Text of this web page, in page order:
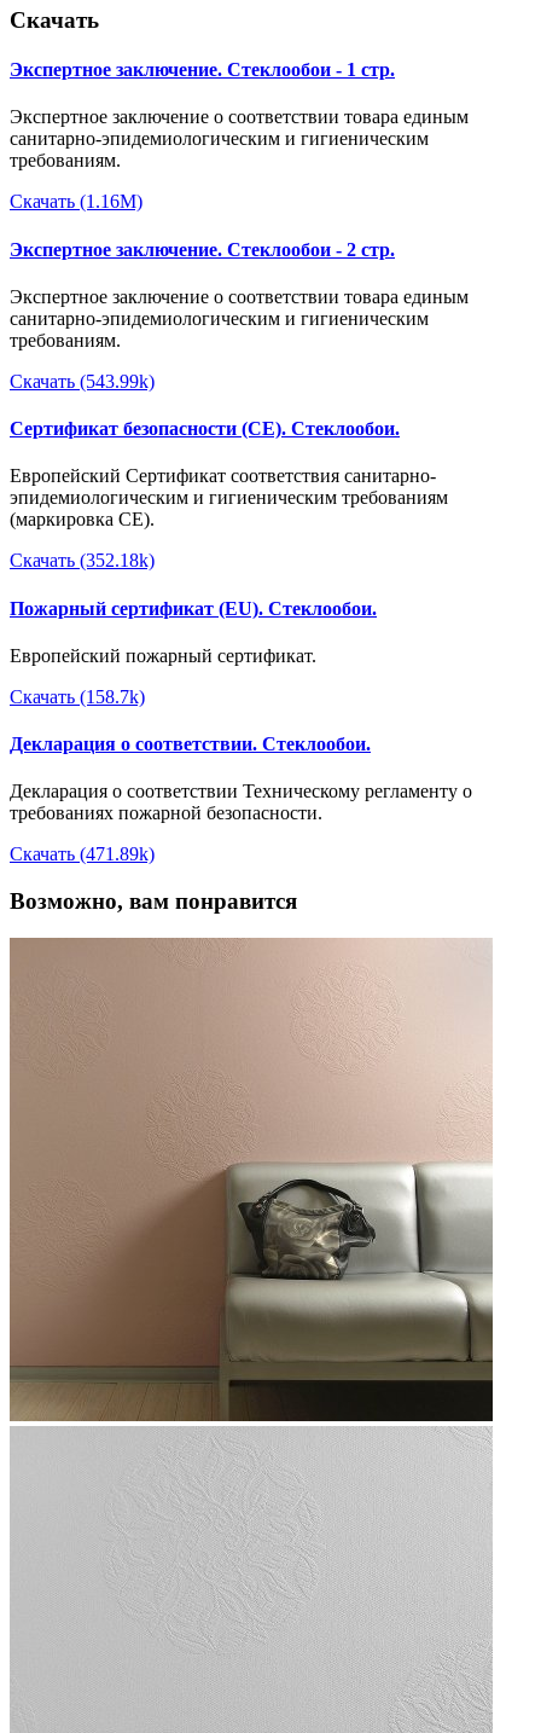
Скачать
Экспертное заключение. Стеклообои - 1 стр.
Экспертное заключение о соответствии товара единым
санитарно-эпидемиологическим и гигиеническим
требованиям.
Скачать (1.16M)
Экспертное заключение. Стеклообои - 2 стр.
Экспертное заключение о соответствии товара единым
санитарно-эпидемиологическим и гигиеническим
требованиям.
Скачать (543.99k)
Сертификат безопасности (CE). Стеклообои.
Европейский Сертификат соответствия санитарно-
эпидемиологическим и гигиеническим требованиям
(маркировка CE).
Скачать (352.18k)
Пожарный сертификат (EU). Стеклообои.
Европейский пожарный сертификат.
Скачать (158.7k)
Декларация о соответствии. Стеклообои.
Декларация о соответствии Техническому регламенту о
требованиях пожарной безопасности.
Скачать (471.89k)
Возможно, вам понравится